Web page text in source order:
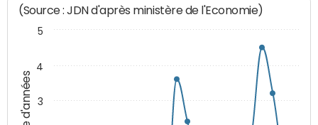
(Source : JDN d'après ministère de l'Economie)
3
4
5